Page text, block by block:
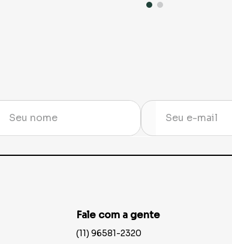
Fale com a gente
(11) 96581-2320